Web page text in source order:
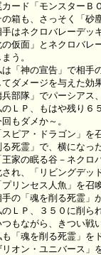
カード「モンスターＢ
の箱も、さっそく「砂
手はネクロバレーデッ
の仮面」とネクロバレ
う。
は「神の宣告」で相手
てダメージを与えた効
兵部隊」でパーシアス
のＬＰ、もはや残り６
もダメか～。
スピア・ドラゴン」を
る死霊」で、横になっ
王家の眠る谷－ネクロ
され、「リビングデッ
プリンセス人魚」を召
手の「魂を削る死霊」
のＬＰ、３５０に削ら
つもながら、きつい戦
も「魂を削る死霊」を
リオン・ユニバース」